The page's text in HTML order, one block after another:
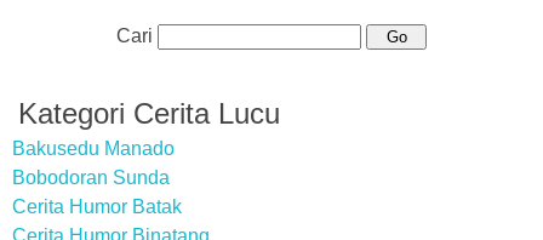
Cari
Kategori Cerita Lucu
Bakusedu Manado
Bobodoran Sunda
Cerita Humor Batak
Cerita Humor Binatang